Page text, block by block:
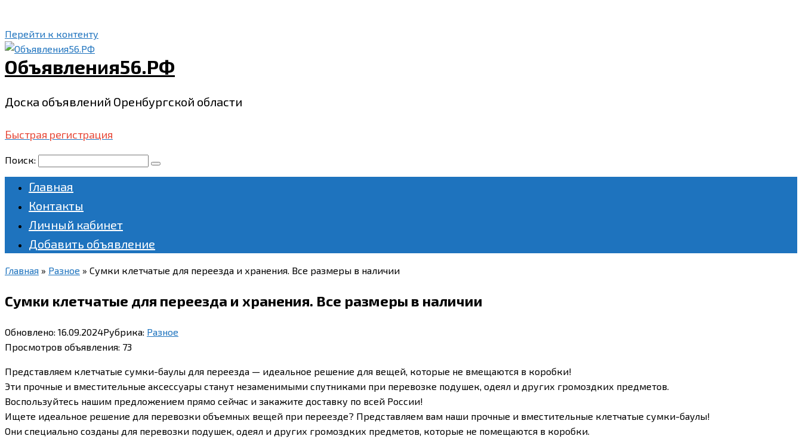
Перейти к контенту
Объявления56.РФ
Доска объявлений Оренбургской области
Быстрая регистрация
Поиск:
Главная
Контакты
Личный кабинет
Добавить объявление
Главная » Разное » Сумки клетчатые для переезда и хранения. Все размеры в наличии
Сумки клетчатые для переезда и хранения. Все размеры в наличии
Обновлено: 16.09.2024Рубрика: Разное
Просмотров объявления: 73
Представляем клетчатые сумки-баулы для переезда — идеальное решение для вещей, которые не вмещаются в коробки!
Эти прочные и вместительные аксессуары станут незаменимыми спутниками при перевозке подушек, одеял и других громоздких предметов.
Воспользуйтесь нашим предложением прямо сейчас и закажите доставку по всей России!
Ищете идеальное решение для перевозки объемных вещей при переезде? Представляем вам наши прочные и вместительные клетчатые сумки-баулы!
Они специально созданы для перевозки подушек, одеял и других громоздких предметов, которые не помещаются в коробки.